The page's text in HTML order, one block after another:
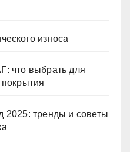
износа
что выбрать для
покрытия
2025: тренды и советы